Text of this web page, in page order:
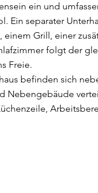
ein und
Ein separater
einem Grill, einer
folgt der
Freie.
befinden sich
Nebengebäude